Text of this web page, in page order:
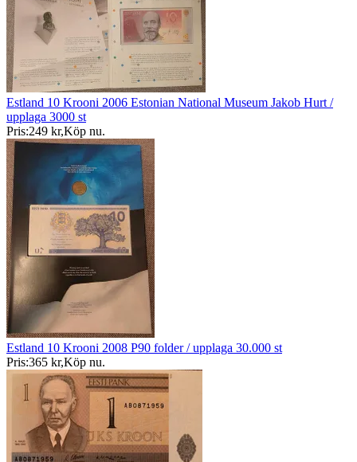
Estland 10 Krooni 2006 Estonian National Museum Jakob Hurt /
upplaga 3000 st
Pris:249 kr,Köp nu.
Estland 10 Krooni 2008 P90 folder / upplaga 30.000 st
Pris:365 kr,Köp nu.